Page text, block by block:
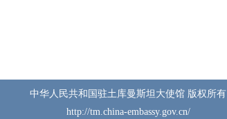
中华人民共和国驻土库曼斯坦大使馆 版权所有
http://tm.china-embassy.gov.cn/